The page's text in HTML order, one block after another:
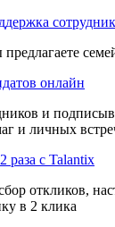
онлайн
и
и личных
раза с Talantix
откликов,
в 2 клика